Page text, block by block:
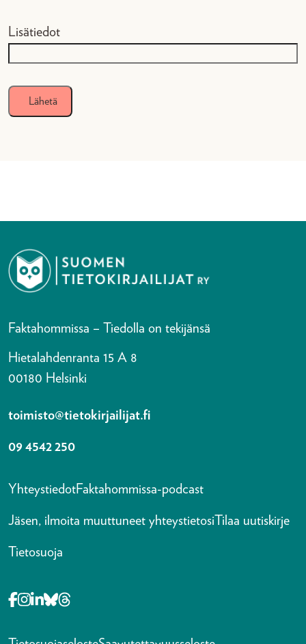
Lisätiedot
Faktahommissa – Tiedolla on tekijänsä
Hietalahdenranta 15 A 8
00180 Helsinki
toimisto@tietokirjailijat.fi
09 4542 250
YhteystiedotFaktahommissa-podcast
Jäsen, ilmoita muuttuneet yhteystietosi Tilaa uutiskirje
Tietosuoja
Opens in a new tab Facebook-f
Opens in a new tab Instagram
Opens in a new tab Linkedin-in
Opens in a new tab Bluesky